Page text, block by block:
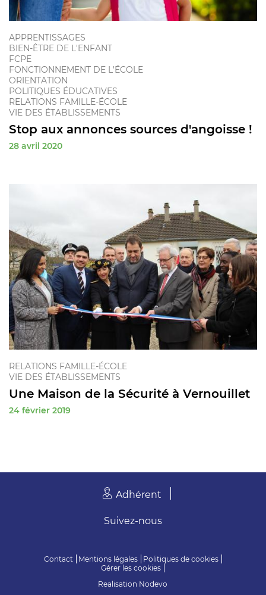
APPRENTISSAGES
BIEN-ÊTRE DE L'ENFANT
FCPE
FONCTIONNEMENT DE L'ÉCOLE
ORIENTATION
POLITIQUES ÉDUCATIVES
RELATIONS FAMILLE-ÉCOLE
VIE DES ÉTABLISSEMENTS
Stop aux annonces sources d'angoisse !
28 avril 2020
RELATIONS FAMILLE-ÉCOLE
VIE DES ÉTABLISSEMENTS
Une Maison de la Sécurité à Vernouillet
24 février 2019
Adhérent
Contact Mentions légales
Politiques de cookies
Gérer les cookies
Realisation Nodevo
Suivez-nous